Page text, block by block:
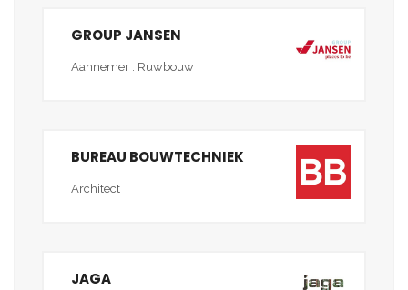
GROUP JANSEN
Aannemer : Ruwbouw
BUREAU BOUWTECHNIEK
Architect
JAGA